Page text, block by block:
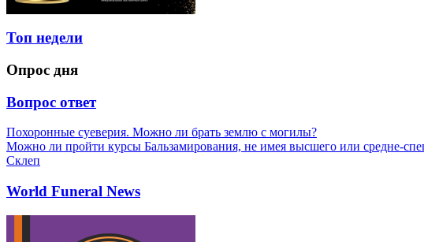
Топ недели
Опрос дня
Вопрос ответ
Похоронные суеверия. Можно ли брать землю с могилы?
Можно ли пройти курсы Бальзамирования, не имея высшего или средне-
Склеп
World Funeral News